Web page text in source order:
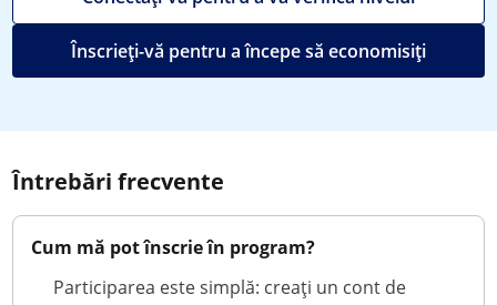
Înscrieți-vă pentru a începe să economisiți
Întrebări frecvente
Cum mă pot înscrie în program?
Participarea este simplă: creați un cont de